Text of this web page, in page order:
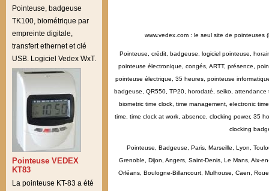
Pointeuse, badgeuse
TK100, biométrique par
empreinte digitale,
transfert ethernet et clé
USB. Logiciel Vedex WxT.
Pointeuse VEDEX
KT83
La pointeuse KT-83 a été
www.vedex.com : le seul site de pointeuses
Pointeuse, crédit, badgeuse, logiciel pointeuse,
pointeuse électronique, congés, ARTT, présence,
pointeuse électrique, 35 heures, pointeuse
badgeuse, QR550, TP20, horodaté, seiko, attendance
biometric time clock, time management, electronic
time, time clock at work, absence, clocking power, 35
clocking
Pointeuse, Badgeuse, Paris, Marseille, Lyon,
Grenoble, Dijon, Angers, Saint-Denis, Le Mans, Aix-
Orléans, Boulogne-Billancourt, Mulhouse, Caen,